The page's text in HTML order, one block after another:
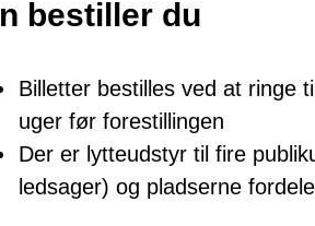
bestiller du
Billetter bestilles ved at ringe
uger før forestillingen
Der er lytteudstyr til fire
ledsager) og pladserne